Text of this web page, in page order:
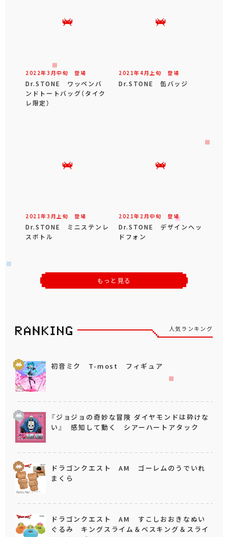
2022年3 月中旬 登場
Dr.STONE ワッペンバ
ンドトートバッグ（タイク
レ限定）
2021年4 月 上旬 登場
Dr.STONE 缶バッジ
2021年3 月 上旬 登場
Dr.STONE ミニステンレ
スボトル
2021年 2 月中旬 登場
Dr.STONE デザインヘッ
ドフォン
もっと見る
人気ランキング
初音ミク T-most フィギュア
『ジョジョの奇妙な冒険 ダイヤモンドは砕けな
い』 感知して動く シアーハートアタック
ドラゴンクエスト AM ゴーレムのうでいれ
まくら
ドラゴンクエスト AM すこしおおきなぬい
ぐるみ キングスライム＆ベスキング＆スライ